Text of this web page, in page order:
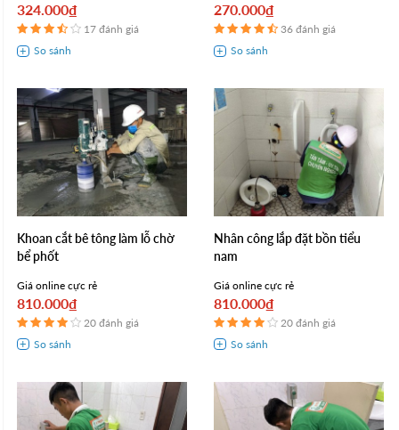
324.000₫
17 đánh giá
270.000₫
36 đánh giá
Khoan cắt bê tông làm lỗ chờ
bể phốt
Giá online cực rẻ
810.000₫
20 đánh giá
Nhân công lắp đặt bồn tiểu
nam
Giá online cực rẻ
810.000₫
20 đánh giá